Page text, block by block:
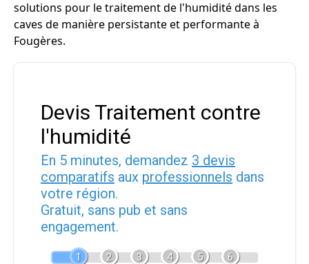
solutions pour le traitement de l'humidité dans les
caves de manière persistante et performante à
Fougères.
Devis Traitement contre
l'humidité
En 5 minutes, demandez 3 devis
comparatifs aux professionnels dans
votre région.
Gratuit, sans pub et sans
engagement.
1 2 3 4 5 6